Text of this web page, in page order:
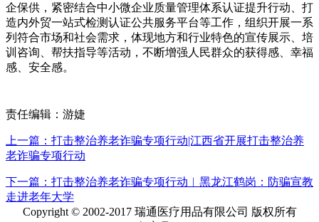
企保供，紧密结合中小微企业质量管理体系认证提升行动、打
造内外贸一站式检测认证公共服务平台等工作，组织开展一系
列符合市场和社会需求，体现地方和行业特色的宣传展示、培
训咨询、帮扶指导等活动，不断增强人民群众的获得感、幸福
感、安全感。
责任编辑：游婕
上一篇：打击整治养老诈骗专项行动|江西省开展打击整治养
老诈骗专项行动
下一篇：打击整治养老诈骗专项行动︳黑龙江鹤岗：防骗宣教
走进老年大学
Copyright © 2002-2017 瑞通医疗用品有限公司 版权所有